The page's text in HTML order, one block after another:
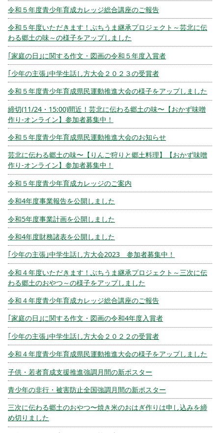
令和５年度青少年育成カレッジ総合講座のご報告
令和５年度いただきます！ぶちうま継承プロジェクト～芸北に伝
わる郷土の味～の様子をアップしました
｢家庭の日｣に関する作文・図画の令和５年度入賞者
｢少年の主張｣中学生話し方大会２０２３の受賞者
令和５年度青少年育成県民運動推進大会の様子をアップしました
締切(11/24・15:00)間近！芸北に伝わる郷土の味〜【おかず味噌
作り-オンライン】参加者募集中！
令和５年度青少年育成県民運動推進大会のお知らせ
芸北に伝わる郷土の味〜【りんご狩りと郷土料理】【おかず味噌
作り-オンライン】参加者募集中！
令和５年度青少年育成カレッジのご案内
令和4年度事業報告を公開しました
令和5年度事業計画を公開しました
令和4年度財務諸表を公開しました
｢少年の主張｣中学生話し方大会2023 参加者募集中！
令和４年度いただきます！ぶちうま継承プロジェクト～三次に伝
わる郷土のおやつ～の様子をアップしました
令和４年度青少年育成カレッジ総合講座のご報告
｢家庭の日｣に関する作文・図画の令和4年度入賞者
｢少年の主張｣中学生話し方大会２０２２の受賞者
令和４年度青少年育成県民運動推進大会の様子をアップしました
子供・若者育成支援推進強調月間の新ポスター
青少年の非行・被害防止全国強調月間の新ポスター
三次に伝わる郷土のおやつ〜焼き米のおはぎ作りは申し込みを締
め切りました